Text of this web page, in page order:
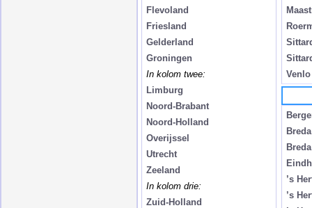
Flevoland
Friesland
Gelderland
Groningen
In kolom twee:
Limburg
Noord-Brabant
Noord-Holland
Overijssel
Utrecht
Zeeland
In kolom drie:
Zuid-Holland
’s
’s